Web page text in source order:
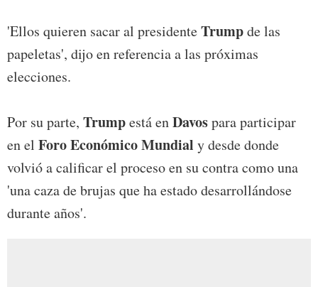
'Ellos quieren sacar al presidenteTrumpde las
papeletas', dijo en referencia a las próximas
elecciones.
Por su parte, Trumpestá enDavospara participar
en el Foro Económico Mundial y desde donde
volvió a calificar el proceso en su contra como una
'una caza de brujas que ha estado desarrollándose
durante años'.